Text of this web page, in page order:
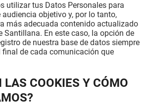
utilizar tus Datos Personales para
objetivo y, por lo tanto,
más adecuada contenido actualizado
Santillana. En este caso, la opción de
de nuestra base de datos siempre
de cada comunicación que
LAS COOKIES Y CÓMO